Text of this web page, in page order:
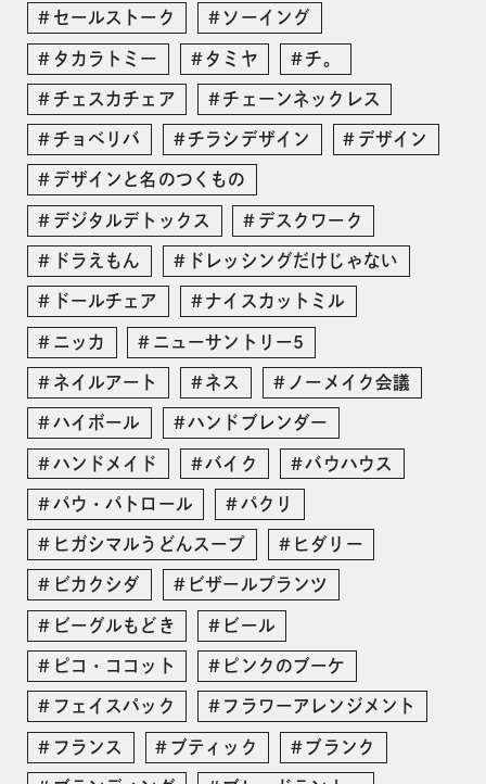
セールストーク ソーイング
タカラトミー タミヤ チ。
チェスカチェア チェーンネックレス
チョベリバ チラシデザイン デザイン
デザインと名のつくもの
デジタルデトックス デスクワーク
ドラえもん ドレッシングだけじゃない
ドールチェア ナイスカットミル
ニッカ ニューサントリー5
ネイルアート ネス ノーメイク会議
ハイボール ハンドブレンダー
ハンドメイド バイク バウハウス
パウ・パトロール パクリ
ヒガシマルうどんスープ ヒダリー
ビカクシダ ビザールプランツ
ビーグルもどき ビール
ピコ・ココット ピンクのブーケ
フェイスパック フラワーアレンジメント
フランス ブティック ブランク